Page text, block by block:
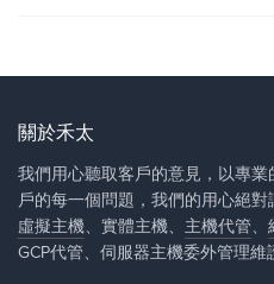
關於禾太
我們用心聽取客戶的意見，以專
戶的每一個問題，我們的用心絕
虛擬主機、實體主機、 主機代管、
GCP代管、伺服器主機委外管理維